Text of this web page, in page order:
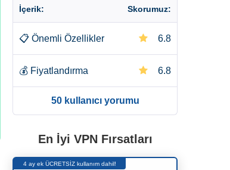
İçerik: Skorumuz:
📋 Önemli Özellikler 6.8
💰 Fiyatlandırma 6.8
50 kullanıcı yorumu
En İyi VPN Fırsatları
4 ay ek ÜCRETSİZ kullanım dahil!